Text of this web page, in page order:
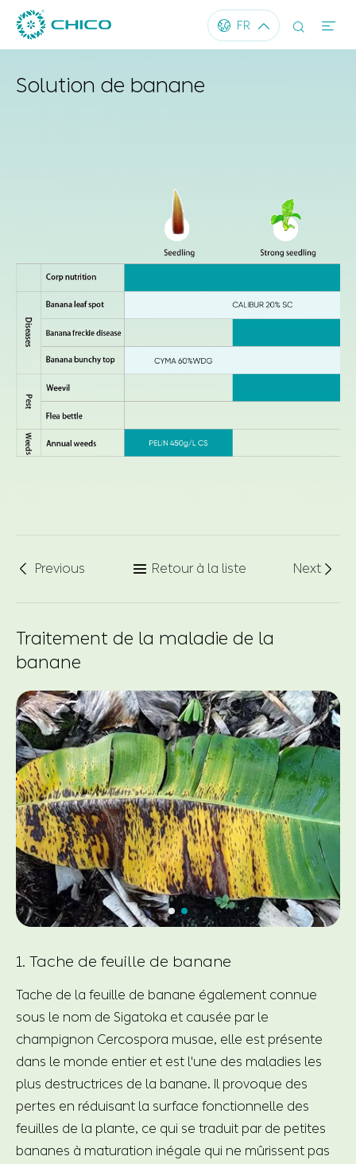
 FR   
Solution de banane
 Previous  Retour à la liste Next 
Traitement de la maladie de la
banane
1. Tache de feuille de banane
Tache de la feuille de banane également connue
sous le nom de Sigatoka et causée par le
champignon Cercospora musae, elle est présente
dans le monde entier et est l'une des maladies les
plus destructrices de la banane. Il provoque des
pertes en réduisant la surface fonctionnelle des
feuilles de la plante, ce qui se traduit par de petites
bananes à maturation inégale qui ne mûrissent pas